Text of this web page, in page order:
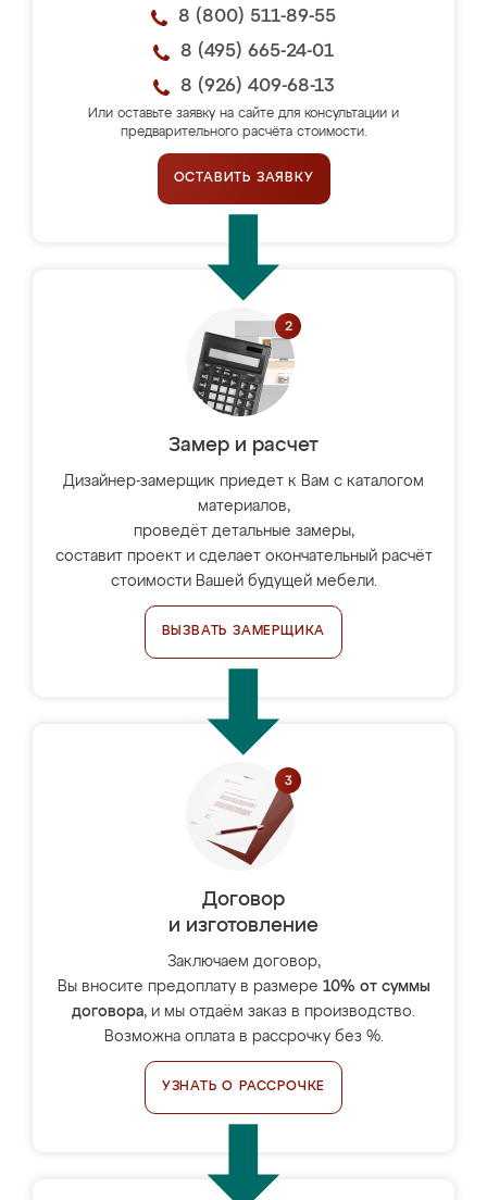
8 (800) 511-89-55
8 (495) 665-24-01
8 (926) 409-68-13
Или оставьте заявку на сайте для консультации и
предварительного расчёта стоимости.
ОСТАВИТЬ ЗАЯВКУ
Замер и расчет
Дизайнер-замерщик приедет к Вам с каталогом
материалов,
проведёт детальные замеры,
составит проект и сделает окончательный расчёт
стоимости Вашей будущей мебели.
ВЫЗВАТЬ ЗАМЕРЩИКА
Договор
и изготовление
Заключаем договор,
Вы вносите предоплату в размере 10% от суммы
договора, и мы отдаём заказ в производство.
Возможна оплата в рассрочку без %.
УЗНАТЬ О РАССРОЧКЕ